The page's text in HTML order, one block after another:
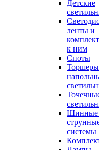
Детские
ленты и
к ним
Споты
Шинные
системы